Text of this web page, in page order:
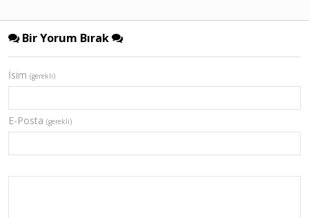
Bir Yorum Bırak
İsim (gerekli)
E-Posta (gerekli)